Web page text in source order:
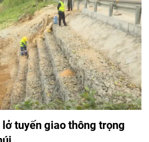
lở tuyến giao thông trọng